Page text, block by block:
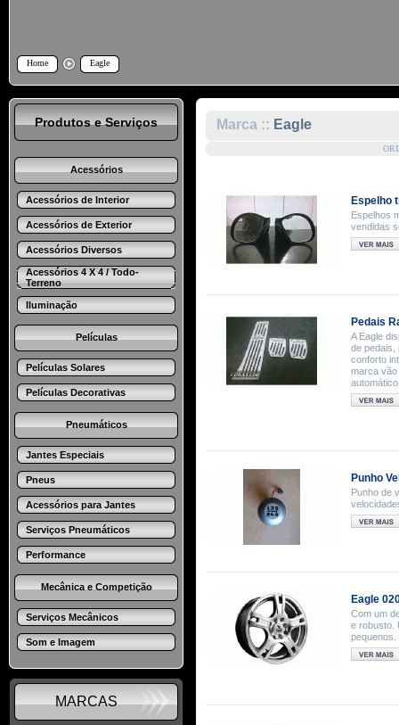
Home Eagle
Produtos e Serviços
Acessórios
Acessórios de Interior
Acessórios de Exterior
Acessórios Diversos
Acessórios 4 X 4 / Todo-
Terreno
Iluminação
Películas
Películas Solares
Películas Decorativas
Pneumáticos
Jantes Especiais
Pneus
Acessórios para Jantes
Serviços Pneumáticos
Performance
Mecânica e Competição
Serviços Mecânicos
Som e Imagem
MARCAS
Marca :: Eagle
Espelho
Espelhos
vendidas
Pedais
A Eagle
de pedais,
conforto
marca vão
Punho
Punho de
Eagle
Com um
e robusto.
pequenos.